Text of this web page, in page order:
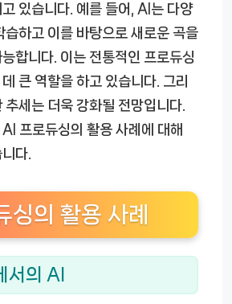
있습니다. 예를 들어, AI는 다양
습하고 이를 바탕으로 새로운 곡을
합니다. 이는 전통적인 프로듀싱
큰 역할을 하고 있습니다. 그리
추세는 더욱 강화될 전망입니다.
프로듀싱의 활용 사례에 대해
다.
싱의 활용 사례
서의 AI